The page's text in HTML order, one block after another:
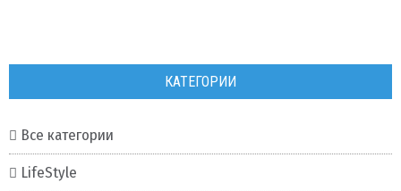
КАТЕГОРИИ
Все категории
LifeStyle